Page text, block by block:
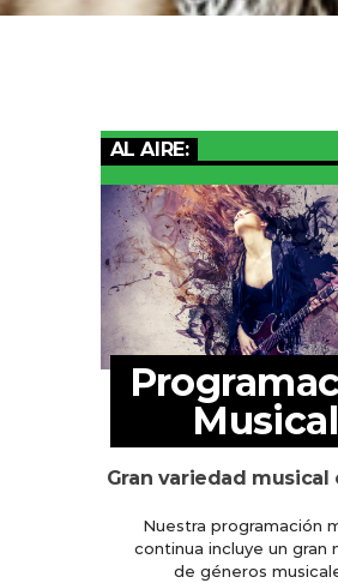
AL AIRE:
Musical
Gran variedad musical
Nuestra programación
continua incluye un gran
de géneros